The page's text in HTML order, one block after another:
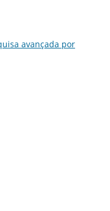
avançada por